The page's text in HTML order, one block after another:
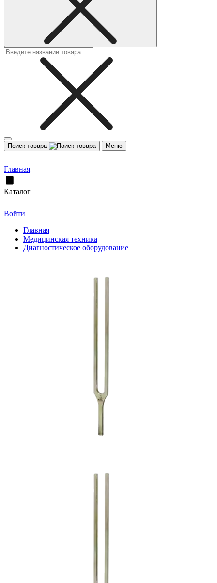
Поиск товара Меню
Главная
Каталог
Войти
Главная
Медицинская техника
Диагностическое оборудование